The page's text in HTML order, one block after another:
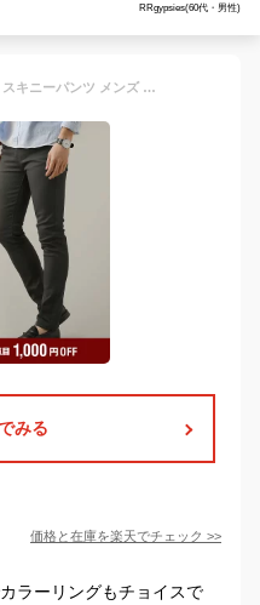
RRgypsies(60代・男性)
【2点目1,000円オフクーポン】 スキニーパンツ メンズ スキニー メンズファッション カラーパンツ スリムパンツ ストレッチ テーパード オールシーズン 大きいサイズ 小さいサイズ S M L XL ブラック ネイビー チャコール ベージュ ホワイト
みる
価格と在庫を楽天でチェック >>
ラーリングもチョイスで